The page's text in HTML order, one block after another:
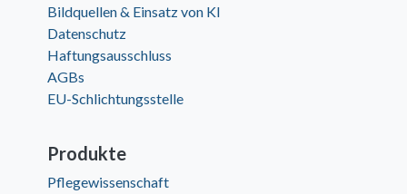
Bildquellen & Einsatz von KI
Datenschutz
Haftungsausschluss
AGBs
EU-Schlichtungsstelle
Produkte
Pflegewissenschaft